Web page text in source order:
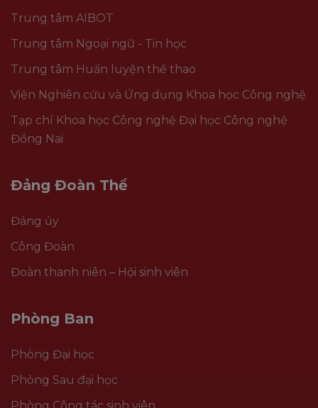
Trung tâm AIBOT
Trung tâm Ngoại ngữ - Tin học
Trung tâm Huấn luyện thể thao
Viện Nghiên cứu và Ứng dụng Khoa học Công nghệ
Tạp chí Khoa học Công nghệ Đại học Công nghệ
Đồng Nai
Đảng Đoàn Thể
Đảng ủy
Công Đoàn
Đoàn thanh niên – Hội sinh viên
Phòng Ban
Phòng Đại học
Phòng Sau đại học
Phòng Công tác sinh viên